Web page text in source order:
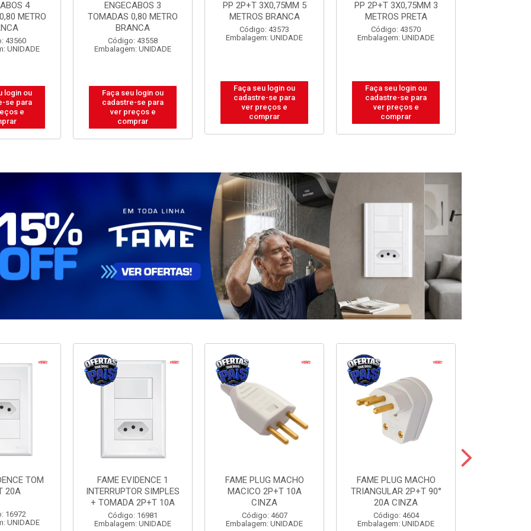
3
METRO
43558
UNIDADE
login ou
se para
e
PP 2P+T 3X0,75MM 5
METROS BRANCA
Código: 43573
Embalagem: UNIDADE
Faça seu login ou
cadastre-se para
ver preços e
comprar
PP 2P+T 3X0,75MM 3
METROS PRETA
Código: 43570
Embalagem: UNIDADE
Faça seu login ou
cadastre-se para
ver preços e
comprar
PP 2P+T 3X0,75MM 5
METROS PRETA
Código: 43572
Embalagem: UNIDADE
Faça seu login ou
cadastre-se para
ver preços e
comprar
TOM
20A
16972
UNIDADE
FAME EVIDENCE 1
INTERRUPTOR SIMPLES
+ TOMADA 2P+T 10A
Código: 16981
Embalagem: UNIDADE
FAME PLUG MACHO
MACICO 2P+T 10A
CINZA
Código: 4607
Embalagem: UNIDADE
FAME PLUG MACHO
TRIANGULAR 2P+T 90°
20A CINZA
Código: 4604
Embalagem: UNIDADE